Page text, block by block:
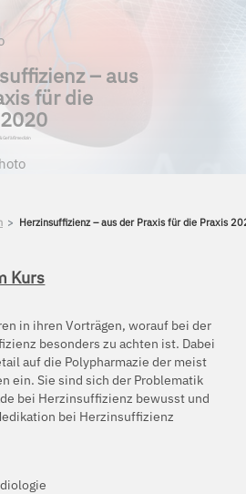
– aus
für die
Gefäßmedizin
Herzinsuffizienz – aus der Praxis für die Praxis
Kurs
in ihren Vorträgen, worauf bei der
besonders zu achten ist. Dabei
auf die Polypharmazie der meist
ein. Sie sind sich der Problematik
bei Herzinsuffizienz bewusst und
bei Herzinsuffizienz